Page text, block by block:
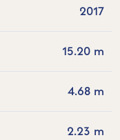
2017
15.20 m
4.68 m
2.23 m